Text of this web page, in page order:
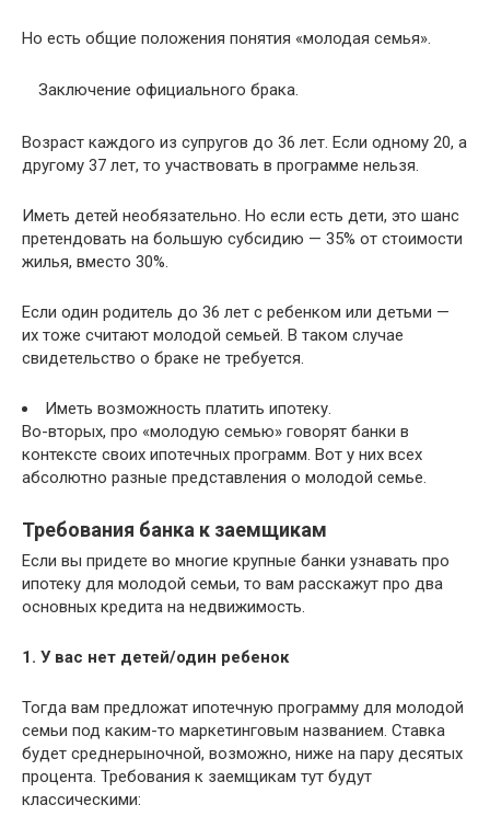
Но есть общие положения понятия «молодая семья».
Заключение официального брака.
Возраст каждого из супругов до 36 лет. Если одному 20, а
другому 37 лет, то участвовать в программе нельзя.
Иметь детей необязательно. Но если есть дети, это шанс
претендовать на большую субсидию — 35% от стоимости
жилья, вместо 30%.
Если один родитель до 36 лет с ребенком или детьми —
их тоже считают молодой семьей. В таком случае
свидетельство о браке не требуется.
Иметь возможность платить ипотеку.
Во-вторых, про «молодую семью» говорят банки в
контексте своих ипотечных программ. Вот у них всех
абсолютно разные представления о молодой семье.
Требования банка к заемщикам
Если вы придете во многие крупные банки узнавать про
ипотеку для молодой семьи, то вам расскажут про два
основных кредита на недвижимость.
1. У вас нет детей/один ребенок
Тогда вам предложат ипотечную программу для молодой
семьи под каким-то маркетинговым названием. Ставка
будет среднерыночной, возможно, ниже на пару десятых
процента. Требования к заемщикам тут будут
классическими: